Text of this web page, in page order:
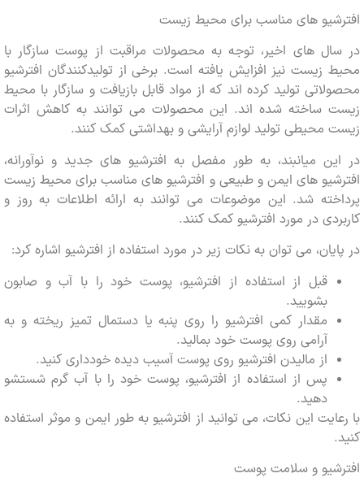
های مناسب برای محیط زیست
های اخیر، توجه به محصولات مراقبت از پوست سازگار با
زیست نیز افزایش یافته است. برخی از تولیدکنندگان افترشیو
تولید کرده اند که از مواد قابل بازیافت و سازگار با محیط
ساخته شده اند. این محصولات می توانند به کاهش اثرات
محیطی تولید لوازم آرایشی و بهداشتی کمک کنند.
میانبند، به طور مفصل به افترشیو های جدید و نوآورانه،
های ایمن و طبیعی و افترشیو های مناسب برای محیط زیست
شد. این موضوعات می توانند به ارائه اطلاعات به روز و
در مورد افترشیو کمک کنند.
می توان به نکات زیر در مورد استفاده از افترشیو اشاره کرد:
قبل از استفاده از افترشیو، پوست خود را با آب و صابون
بشویید.
مقدار کمی افترشیو را روی پنبه یا دستمال تمیز ریخته و به
آرامی روی پوست خود بمالید.
از مالیدن افترشیو روی پوست آسیب دیده خودداری کنید.
پس از استفاده از افترشیو، پوست خود را با آب گرم شستشو
دهید.
این نکات، می توانید از افترشیو به طور ایمن و موثر استفاده
و سلامت پوست